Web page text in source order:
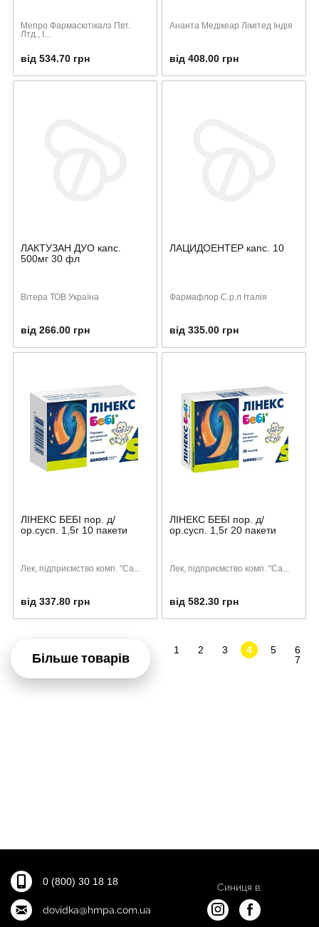
Мепро Фармасютікалз Пвт.
Лтд., І...
від 534.70 грн
Ананта Медікеар Лімітед Індія
від 408.00 грн
ЛАКТУЗАН ДУО капс.
500мг 30 фл
Вітера ТОВ Україна
від 266.00 грн
ЛАЦИДОЕНТЕР капс. 10
Фармафлор С.р.л Італія
від 335.00 грн
ЛІНЕКС БЕБІ пор. д/
ор.сусп. 1,5г 10 пакети
Лек, підприємство комп. "Са...
від 337.80 грн
ЛІНЕКС БЕБІ пор. д/
ор.сусп. 1,5г 20 пакети
Лек, підприємство комп. "Са...
від 582.30 грн
Більше товарів
1 2 3 4 5
6
7
0 (800) 30 18 18
dovidka@hmpa.com.ua
Синиця в: